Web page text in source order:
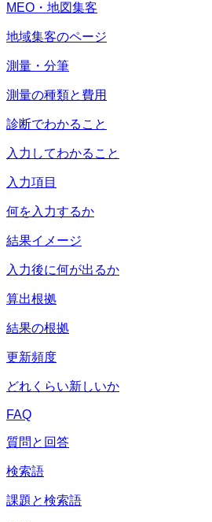
MEO・地図集客
地域集客のページ
測量・分筆
測量の種類と費用
診断でわかること
入力してわかること
入力項目
何を入力するか
結果イメージ
入力後に何が出るか
算出根拠
結果の根拠
更新頻度
どれくらい新しいか
FAQ
質問と回答
検索語
課題と検索語